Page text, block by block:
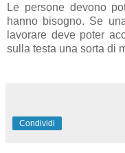
Le persone devono
hanno bisogno. Se
lavorare deve poter
sulla testa una sorta di
Condividi